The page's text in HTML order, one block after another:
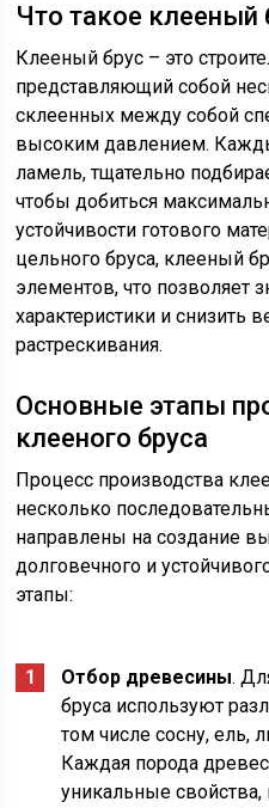
Что такое клееный
Клееный брус – это
представляющий собой
склеенных между собой
высоким давлением.
ламель, тщательно
чтобы добиться
устойчивости готового
цельного бруса, клееный
элементов, что позволяет
характеристики и снизить
растрескивания.
Основные этапы
клееного бруса
Процесс производства
несколько
направлены на создание
долговечного и
этапы:
Отбор древесины.
бруса используют
том числе сосну, ель,
Каждая порода
уникальные